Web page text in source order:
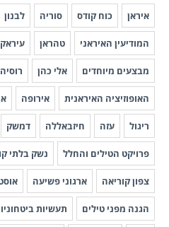
איראן כוח קודס סוריה לבנון
המודיעין האיראני טהראן עיראק
מבצעים מיוחדים אלי כהן רוסיה
האופוזיציה האיראנית אירופה
ריגול עזה חיזבאללה דמשק
פרויקט הטילים והחלל נשק בלתי
צפון קוריאה ארגוני פשיעה
הגנה מפני טילים תעשיות